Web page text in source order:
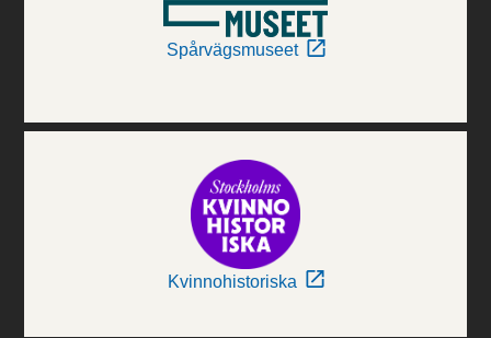
Spårvägsmuseet
Kvinnohistoriska